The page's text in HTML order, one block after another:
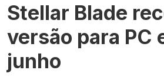
Stellar Blade
versão para PC
junho